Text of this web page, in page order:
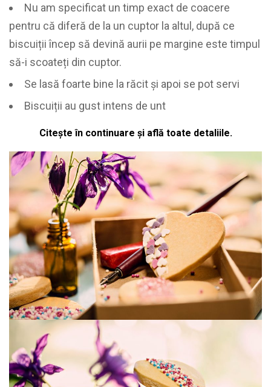
Nu am specificat un timp exact de coacere
pentru că diferă de la un cuptor la altul, după ce
biscuiții încep să devină aurii pe margine este timpul
să-i scoateți din cuptor.
Se lasă foarte bine la răcit și apoi se pot servi
Biscuiții au gust intens de unt
Citește în continuare și află toate detaliile.